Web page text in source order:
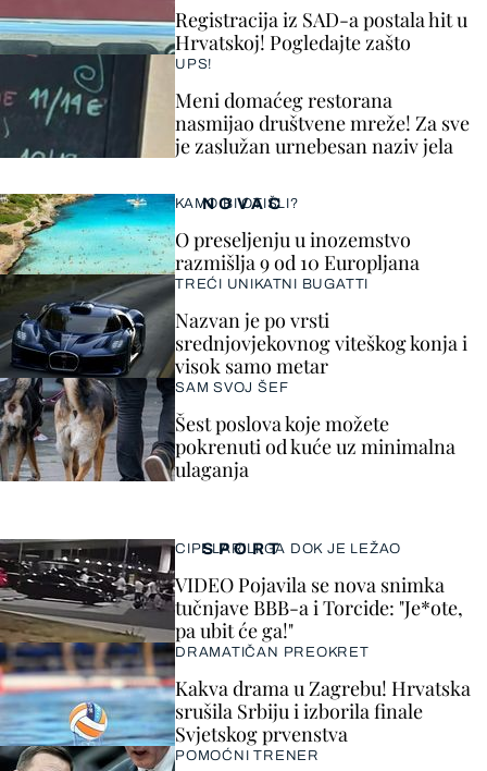
Registracija iz SAD-a postala hit u
Hrvatskoj! Pogledajte zašto
UPS!
Meni domaćeg restorana
nasmijao društvene mreže! Za sve
je zaslužan urnebesan naziv jela
SPORT
CIPELARILI GA DOK JE LEŽAO
VIDEO Pojavila se nova snimka
tučnjave BBB-a i Torcide: "Je*ote,
pa ubit će ga!"
DRAMATIČAN PREOKRET
Kakva drama u Zagrebu! Hrvatska
srušila Srbiju i izborila finale
Svjetskog prvenstva
POMOĆNI TRENER
NOVAC
KAMO BI OTIŠLI?
O preseljenju u inozemstvo
razmišlja 9 od 10 Europljana
TREĆI UNIKATNI BUGATTI
Nazvan je po vrsti
srednjovjekovnog viteškog konja i
visok samo metar
SAM SVOJ ŠEF
Šest poslova koje možete
pokrenuti od kuće uz minimalna
ulaganja